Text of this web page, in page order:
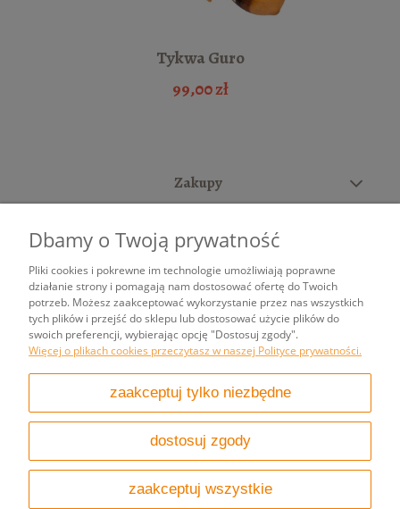
Tykwa Guro
99,00 zł
Zakupy
Moje konto
Informacje
pokaż pełną wersję strony
Sklep internetowy Shoper.pl
Dbamy o Twoją prywatność
Pliki cookies i pokrewne im technologie umożliwiają poprawne
działanie strony i pomagają nam dostosować ofertę do Twoich
potrzeb. Możesz zaakceptować wykorzystanie przez nas wszystkich
tych plików i przejść do sklepu lub dostosować użycie plików do
swoich preferencji, wybierając opcję "Dostosuj zgody".
Więcej o plikach cookies przeczytasz w naszej Polityce prywatności.
zaakceptuj tylko niezbędne
dostosuj zgody
zaakceptuj wszystkie